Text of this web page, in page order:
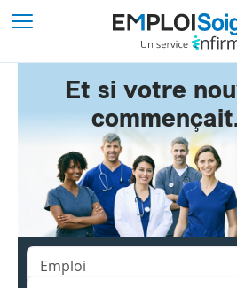
Et si votre